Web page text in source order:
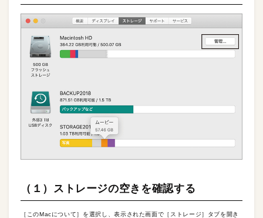
（１）ストレージの空きを確認する
［このMacについて］を選択し、表示された画面で［ストレージ］タブを開き